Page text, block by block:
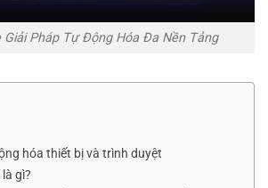
Pháp Tự Động Hóa Đa Nền Tảng
hóa thiết bị và trình duyệt
gì?